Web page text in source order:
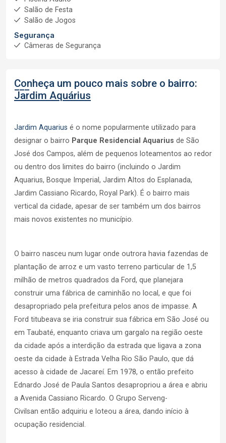
Salão de Festa
Salão de Jogos
Segurança
Câmeras de Segurança
Conheça um pouco mais sobre o bairro:
Jardim Aquárius
Jardim Aquarius é o nome popularmente utilizado para
designar o bairro Parque Residencial Aquarius de São
José dos Campos, além de pequenos loteamentos ao redor
ou dentro dos limites do bairro (incluindo o Jardim
Aquarius, Bosque Imperial, Jardim Altos do Esplanada,
Jardim Cassiano Ricardo, Royal Park). É o bairro mais
vertical da cidade, apesar de ser também um dos bairros
mais novos existentes no município.
O bairro nasceu num lugar onde outrora havia fazendas de
plantação de arroz e um vasto terreno particular de 1,5
milhão de metros quadrados da Ford, que planejara
construir uma fábrica de caminhão no local, e que foi
desapropriado pela prefeitura pelos anos de impasse. A
Ford titubeava se iria construir sua fábrica em São José ou
em Taubaté, enquanto criava um gargalo na região oeste
da cidade após a interdição da estrada que ligava a zona
oeste da cidade à Estrada Velha Rio São Paulo, que dá
acesso à cidade de Jacareí. Em 1978, o então prefeito
Ednardo José de Paula Santos desapropriou a área e abriu
a Avenida Cassiano Ricardo. O Grupo Serveng-
Civilsan então adquiriu e loteou a área, dando início à
ocupação residencial.